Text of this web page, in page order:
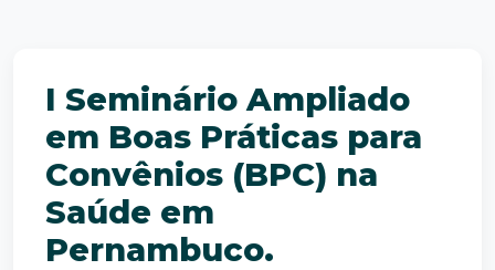
I Seminário Ampliado
em Boas Práticas para
Convênios (BPC) na
Saúde em
Pernambuco.